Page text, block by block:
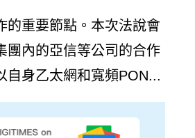
的重要節點。本次法說會
團內的亞信等公司的合作
自身乙太網和寬頻PON...